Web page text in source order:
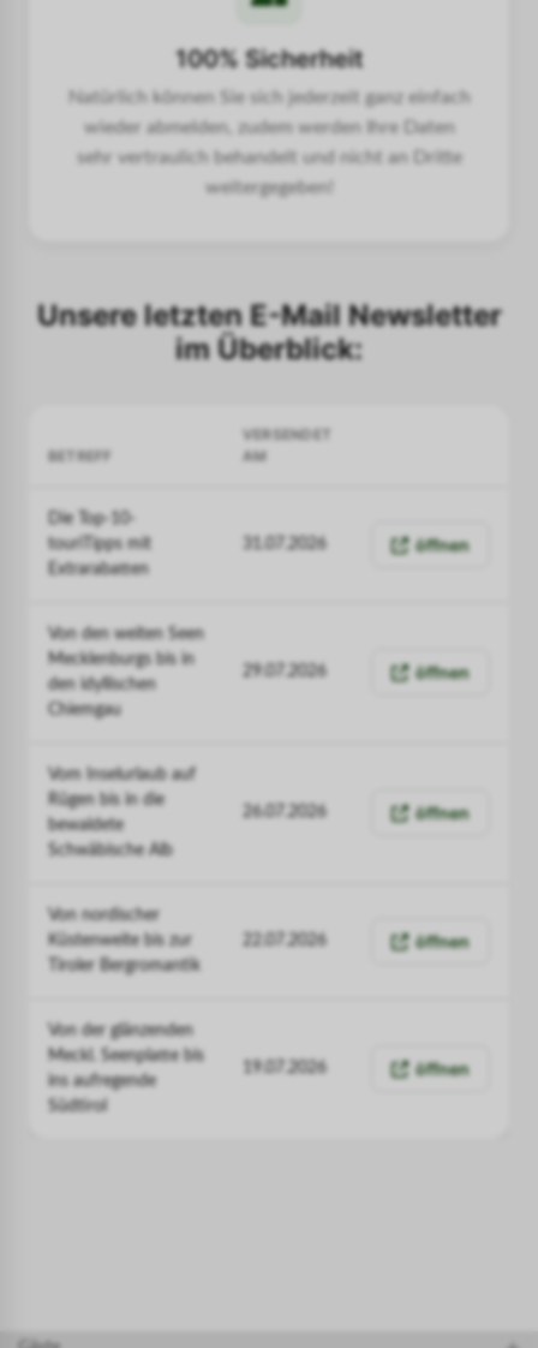
100% Sicherheit
Natürlich können Sie sich jederzeit ganz einfach
wieder abmelden, zudem werden Ihre Daten
sehr vertraulich behandelt und nicht an Dritte
weitergegeben!
Unsere letzten E-Mail Newsletter
im Überblick:
BETREFF
VERSENDET
AM
Die Top-10-
touriTipps mit
Extrarabatten
31.07.2026 öffnen
Von den weiten Seen
Mecklenburgs bis in
den idyllischen
Chiemgau
29.07.2026 öffnen
Vom Inselurlaub auf
Rügen bis in die
bewaldete
Schwäbische Alb
26.07.2026 öffnen
Von nordischer
Küstenweite bis zur
Tiroler Bergromantik
22.07.2026 öffnen
Von der glänzenden
Meckl. Seenplatte bis
ins aufregende
Südtirol
19.07.2026 öffnen